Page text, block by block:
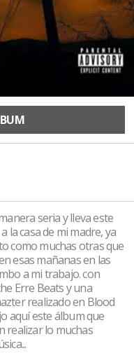
seria y lleva este
la casa de mi madre, ya
como muchas otras que
esas mañanas en las
a mi trabajo. con
Erre Beats y una
realizado en Blood
aquí este álbum que
realizar lo muchas